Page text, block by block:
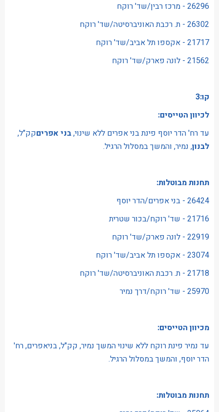
26296 - מרכז רבין/שד' רוקח
26302 - ת. רכבת האוניברסיטה/שד' רוקח
21717 - אקספו תל אביב/שד' רוקח
21562 - לונה פארק/שד' רוקח
קו:3
לכיוון הטייסים:
עד רח' הדר יוסף פינת בני אפרים ללא שינוי,בני אפריםקק"ל,
לבנון, נמיר, והמשך במסלול הרגיל.
תחנות מבוטלות:
26424 - בני אפרים/הדר יוסף
21716 - שד' רוקח/בכור שטרית
22919 - לונה פארק/שד' רוקח
23074 - אקספו תל אביב/שד' רוקח
21718 - ת. רכבת האוניברסיטה/שד' רוקח
25970 - שד' רוקח/דרך נמיר
מכיוון הטייסים:
עד נמיר פינת רוקח ללא שינוי המשך נמיר, קק"ל, בניאפרים, רח'
הדר יוסף, והמשך במסלול הרגיל.
תחנות מבוטלות: